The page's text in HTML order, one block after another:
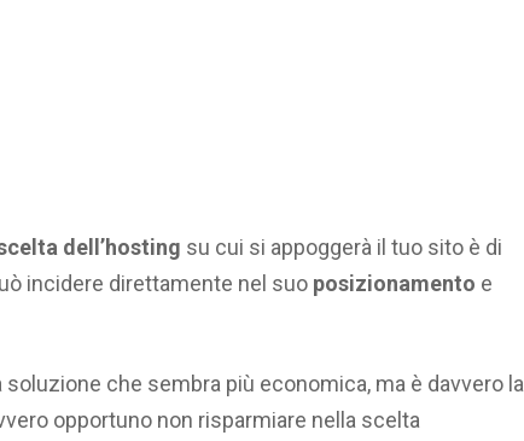
dell’hosting su cui si appoggerà il tuo sito è di
incidere direttamente nel suo posizionamento e
che sembra più economica, ma è davvero la
opportuno non risparmiare nella scelta